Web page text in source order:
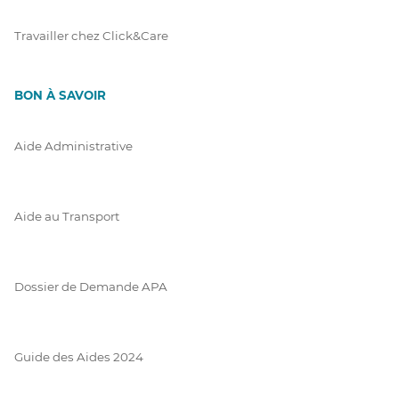
Travailler chez Click&Care
BON À SAVOIR
Aide Administrative
Aide au Transport
Dossier de Demande APA
Guide des Aides 2024